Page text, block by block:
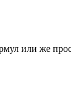
или же